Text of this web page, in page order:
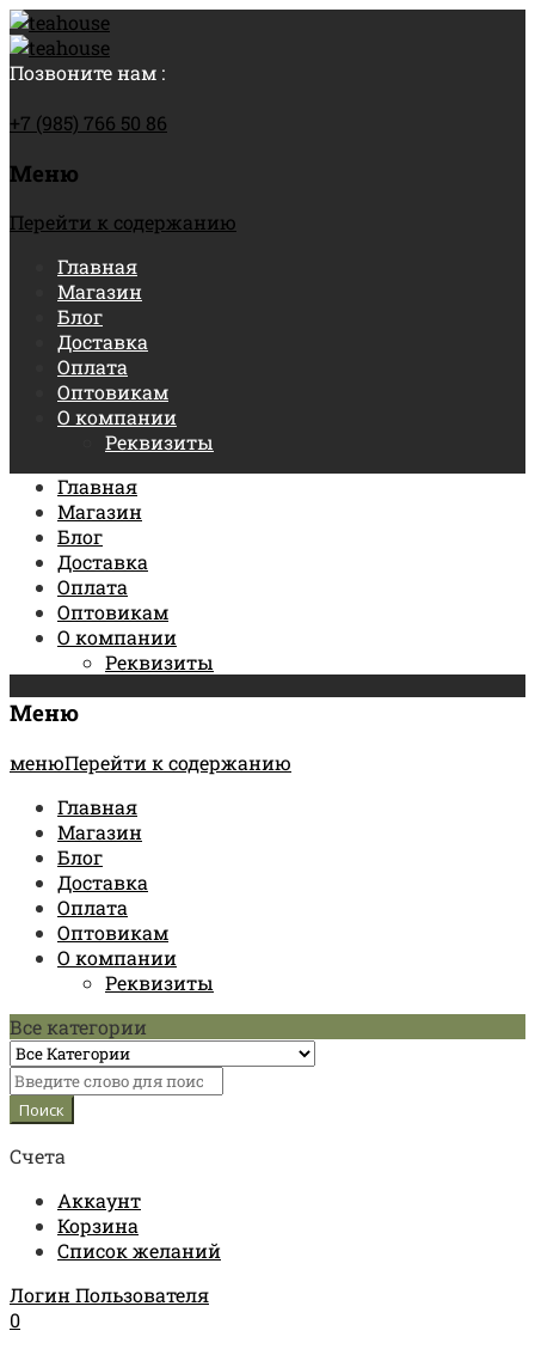
Позвоните нам :
+7 (985) 766 50 86
Меню
Перейти к содержанию
Главная
Магазин
Блог
Доставка
Оплата
Оптовикам
О компании
Реквизиты
Главная
Магазин
Блог
Доставка
Оплата
Оптовикам
О компании
Реквизиты
Меню
менюПерейти к содержанию
Главная
Магазин
Блог
Доставка
Оплата
Оптовикам
О компании
Реквизиты
Все категории
Счета
Аккаунт
Корзина
Список желаний
Логин Пользователя
0